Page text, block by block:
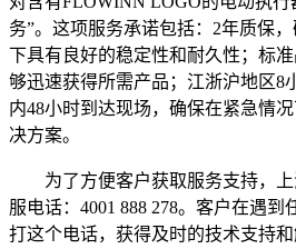
务”。这项服务承诺包括：2年质保
下具有良好的稳定性和耐久性；标
够迅速获得所需产品；江浙沪地区8
内48小时到达现场，确保在紧急情
决方案。
为了方便客户获取服务支持，
服电话：4001 888 278。客户在遇
打这个电话，获得及时的技术支持和